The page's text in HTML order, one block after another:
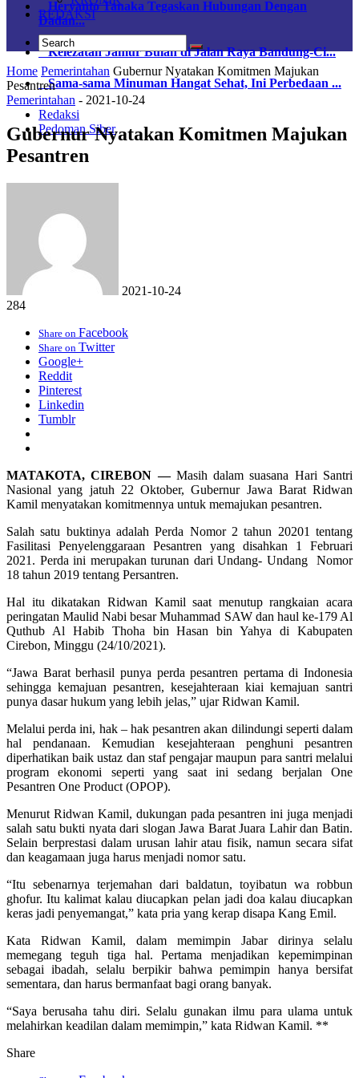
Heryanto Tanaka Tegaskan Hubungan Dengan
Dadan...
Kelezatan Jamur Bulan di Jalan Raya Bandung-Ci...
Sama-sama Minuman Hangat Sehat, Ini Perbedaan ...
Redaksi
Pedoman Siber
REDAKSI
Home Pemerintahan Gubernur Nyatakan Komitmen Majukan
Pesantren
Pemerintahan - 2021-10-24
Gubernur Nyatakan Komitmen Majukan
Pesantren
2021-10-24
284
Share on Facebook
Share on Twitter
Google+
Reddit
Pinterest
Linkedin
Tumblr
MATAKOTA, CIREBON — Masih dalam suasana Hari Santri
Nasional yang jatuh 22 Oktober, Gubernur Jawa Barat Ridwan
Kamil menyatakan komitmennya untuk memajukan pesantren.
Salah satu buktinya adalah Perda Nomor 2 tahun 20201 tentang
Fasilitasi Penyelenggaraan Pesantren yang disahkan 1 Februari
2021. Perda ini merupakan turunan dari Undang- Undang Nomor
18 tahun 2019 tentang Persantren.
Hal itu dikatakan Ridwan Kamil saat menutup rangkaian acara
peringatan Maulid Nabi besar Muhammad SAW dan haul ke-179 Al
Quthub Al Habib Thoha bin Hasan bin Yahya di Kabupaten
Cirebon, Minggu (24/10/2021).
“Jawa Barat berhasil punya perda pesantren pertama di Indonesia
sehingga kemajuan pesantren, kesejahteraan kiai kemajuan santri
punya dasar hukum yang lebih jelas,” ujar Ridwan Kamil.
Melalui perda ini, hak – hak pesantren akan dilindungi seperti dalam
hal pendanaan. Kemudian kesejahteraan penghuni pesantren
diperhatikan baik ustaz dan staf pengajar maupun para santri melalui
program ekonomi seperti yang saat ini sedang berjalan One
Pesantren One Product (OPOP).
Menurut Ridwan Kamil, dukungan pada pesantren ini juga menjadi
salah satu bukti nyata dari slogan Jawa Barat Juara Lahir dan Batin.
Selain berprestasi dalam urusan lahir atau fisik, namun secara sifat
dan keagamaan juga harus menjadi nomor satu.
“Itu sebenarnya terjemahan dari baldatun, toyibatun wa robbun
ghofur. Itu kalimat kalau diucapkan pelan jadi doa kalau diucapkan
keras jadi penyemangat,” kata pria yang kerap disapa Kang Emil.
Kata Ridwan Kamil, dalam memimpin Jabar dirinya selalu
memegang teguh tiga hal. Pertama menjadikan kepemimpinan
sebagai ibadah, selalu berpikir bahwa pemimpin hanya bersifat
sementara, dan harus bermanfaat bagi orang banyak.
“Saya berusaha tahu diri. Selalu gunakan ilmu para ulama untuk
melahirkan keadilan dalam memimpin,” kata Ridwan Kamil. **
Share